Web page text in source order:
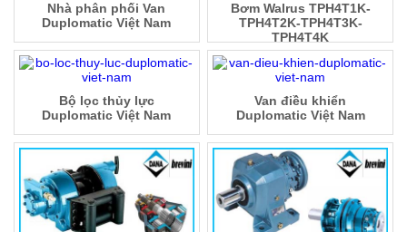
Bơm Walrus TPH4T1K-
TPH4T2K-TPH4T3K-
TPH4T4K
Nhà phân phối Van
Duplomatic Việt Nam
Van điều khiển
Duplomatic Việt Nam
Bộ lọc thủy lực
Duplomatic Việt Nam